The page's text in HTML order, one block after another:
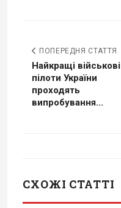
ПОПЕРЕДНЯ СТАТТЯ
Найкращі військові
пілоти України
проходять
випробування...
СХОЖІ СТАТТІ